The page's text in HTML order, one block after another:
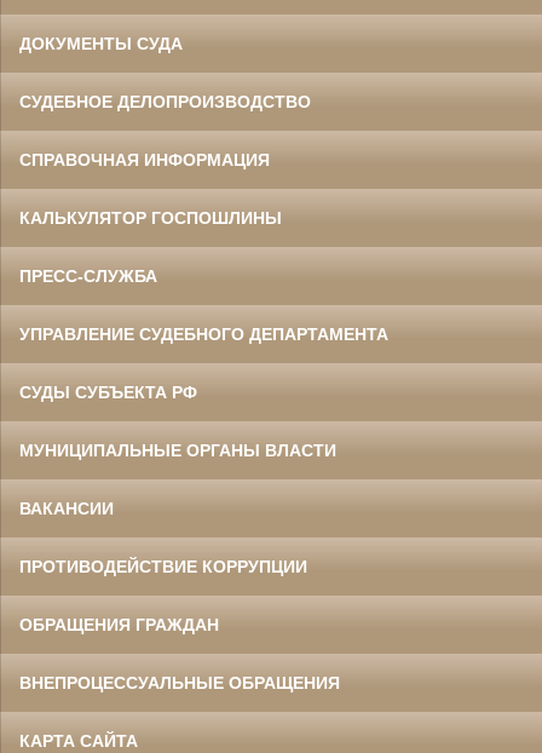
ДОКУМЕНТЫ СУДА
СУДЕБНОЕ ДЕЛОПРОИЗВОДСТВО
СПРАВОЧНАЯ ИНФОРМАЦИЯ
КАЛЬКУЛЯТОР ГОСПОШЛИНЫ
ПРЕСС-СЛУЖБА
УПРАВЛЕНИЕ СУДЕБНОГО ДЕПАРТАМЕНТА
СУДЫ СУБЪЕКТА РФ
МУНИЦИПАЛЬНЫЕ ОРГАНЫ ВЛАСТИ
ВАКАНСИИ
ПРОТИВОДЕЙСТВИЕ КОРРУПЦИИ
ОБРАЩЕНИЯ ГРАЖДАН
ВНЕПРОЦЕССУАЛЬНЫЕ ОБРАЩЕНИЯ
КАРТА САЙТА